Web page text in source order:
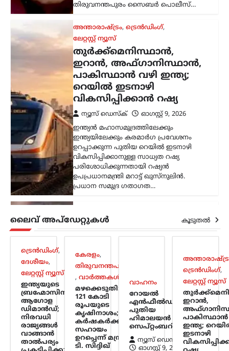
തിരുവനന്തപുരം സൈബർ പൊലീസ്…
അന്താരാഷ്ട്രം, ട്രെൻഡിംഗ്,
ലേറ്റസ്റ്റ് ന്യൂസ്
തുർക്ക്മെനിസ്ഥാൻ,
ഇറാൻ, അഫ്ഗാനിസ്ഥാൻ,
പാകിസ്ഥാൻ വഴി ഇന്ത്യ;
റെയിൽ ഇടനാഴി
വികസിപ്പിക്കാൻ റഷ്യ
ന്യൂസ് ഡെസ്ക്
ഓഗസ്റ്റ്‌ 9, 2026
ഇന്ത്യൻ മഹാസമുദ്രത്തിലേക്കും
ഇന്ത്യയിലേക്കും കരമാർഗ പ്രവേശനം
ഉറപ്പാക്കുന്ന പുതിയ റെയിൽ ഇടനാഴി
വികസിപ്പിക്കാനുള്ള സാധ്യത റഷ്യ
പരിശോധിക്കുന്നതായി റഷ്യൻ
ഉപപ്രധാനമന്ത്രി മറാട്ട് ഖുസ്നുലിൻ.
പ്രധാന സമുദ്ര ഗതാഗത…
രാഷ്ട്രീയം
വിമാനക്കമ്പനികളുടെ
കൂട്ടുനിൽക്കുന്നു;
വിമർശനവുമായി
പിണറായി വിജയൻ
ന്യൂസ് ഡെസ്ക്
ഓഗസ്റ്റ്‌ 9, 2026
പ്രവാസികളോട് കേന്ദ്ര സർക്കാർ അനീതി
കാണിക്കുകയാണെന്ന് പ്രതിപക്ഷ
നേതാവ് പിണറായി വിജയൻ. മലപ്പുറം
തിരൂരിൽ നടന്ന പ്രവാസി സംഘം
സംസ്ഥാന സമ്മേളനത്തിന്റെ
ലൈവ് അപ്‌ഡേറ്റുകൾ കൂടുതൽ
ട്രെൻഡിംഗ്,
ദേശീയം,
ലേറ്റസ്റ്റ് ന്യൂസ്
ഇന്ത്യയുടെ
ബ്രഹ്മോസിന്
ആഗോള
ഡിമാൻഡ്;
നിരവധി
രാജ്യങ്ങൾ
വാങ്ങാൻ
താൽപര്യം
കേരളം,
തിരുവനന്തപുരം
, വാർത്തകൾ
മഴക്കെടുതി:
121 കോടി
രൂപയുടെ
കൃഷിനാശം;
കർഷകർക്ക്
സഹായം
ഉറപ്പെന്ന് മന്ത്രി
ടി. സിദ്ദിഖ്
വാഹനം
റോയല്‍
എന്‍ഫീല്‍ഡിന്റെ
പുതിയ
ഹിമാലയന്‍ 440
സെപ്റ്റംബറില്‍
ന്യൂസ് ഡെസ്ക്
ഓഗസ്റ്റ്‌ 9, 2026
ട്രെൻഡിംഗ്,
ലേറ്റസ്റ്റ് ന്യൂസ്
ഇറാൻ,
പാകിസ്ഥാൻ
ഇന്ത്യ;
ഇടനാഴി